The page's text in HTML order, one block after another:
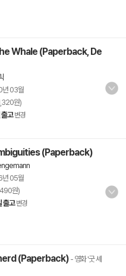
Whale (Paperback, De
년 03월
원)
고 변경
(Paperback)
05월
원)
출고 변경
(Paperback)- 영화 '굿 셰